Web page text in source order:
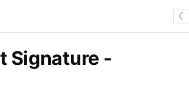
☾
Signature -